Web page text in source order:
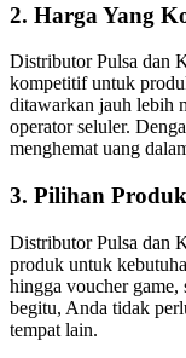
2. Harga Yang
Distributor Pulsa dan
kompetitif untuk
ditawarkan jauh lebih
operator seluler.
menghemat uang
3. Pilihan
Distributor Pulsa dan
produk untuk
hingga voucher game,
begitu, Anda tidak
tempat lain.